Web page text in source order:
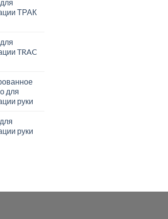
ТРАК
TRAC
для
руки
руки